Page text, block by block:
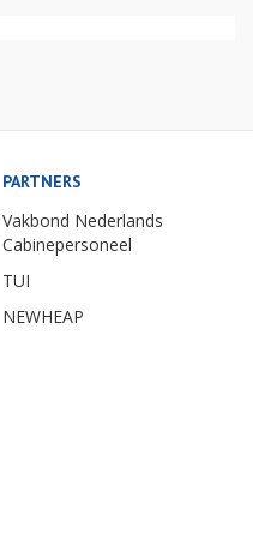
PARTNERS
Vakbond Nederlands
Cabinepersoneel
TUI
NEWHEAP